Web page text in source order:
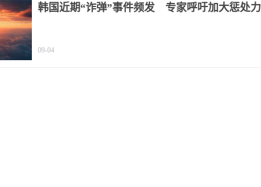
韩国近期“诈弹”事件频发 专家呼吁加大惩处力
09-04